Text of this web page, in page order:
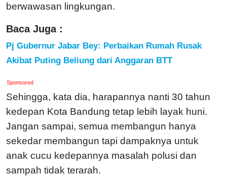
berwawasan lingkungan.
Baca Juga :
Pj Gubernur Jabar Bey: Perbaikan Rumah Rusak
Akibat Puting Beliung dari Anggaran BTT
Sponsored
Sehingga, kata dia, harapannya nanti 30 tahun
kedepan Kota Bandung tetap lebih layak huni.
Jangan sampai, semua membangun hanya
sekedar membangun tapi dampaknya untuk
anak cucu kedepannya masalah polusi dan
sampah tidak terarah.